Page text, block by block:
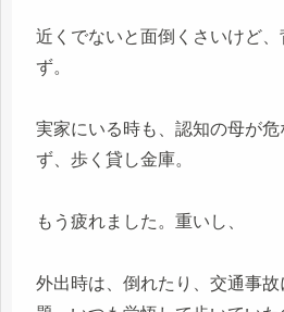
近くでないと面倒くさいけど
ず。
実家にいる時も、認知の母が
ず、歩く貸し金庫。
もう疲れました。重いし、
外出時は、倒れたり、交通事